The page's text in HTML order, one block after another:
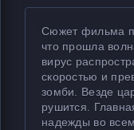
Сюжет фильма
что прошла
вирус
скоростью и
зомби. Везде
рушится.
надежды во